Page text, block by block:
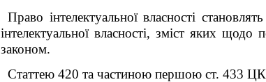
Право інтелектуальної власності
інтелектуальної власності, зміст яких щодо
законом.
Статтею 420 та частиною першою ст. 433 ЦКУ